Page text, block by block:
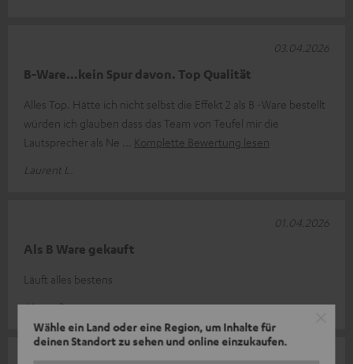
Wähle ein Land oder eine Region, um Inhalte für
deinen Standort zu sehen und online einzukaufen.
B-Ware…kein Spur davon. Top Qualität
Alles Top. Hätte ich nicht selbst die Effekt 2 als B -Ware bestellt
würden ich glauben dass das Team von Teufel mir die
Lautsprecher als Ne
Komplette Bewertung lesen
Laurent L.
03.04.2026
Als B Ware gekauft
Läuft alles bestens
Marco R.
01.04.2026